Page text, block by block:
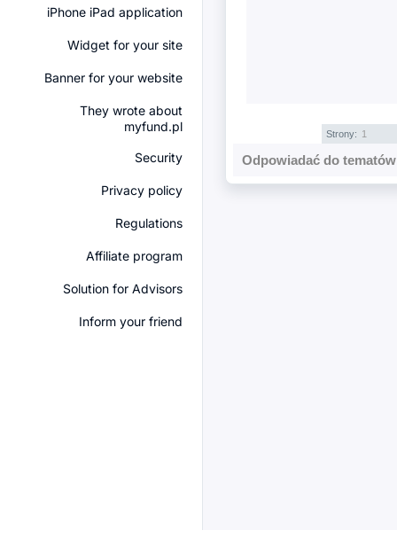
iPhone iPad application
Widget for your site
Banner for your website
They wrote about
myfund.pl
Security
Privacy policy
Regulations
Affiliate program
Solution for Advisors
Inform your friend
Strony: 1
Odpowiadać do